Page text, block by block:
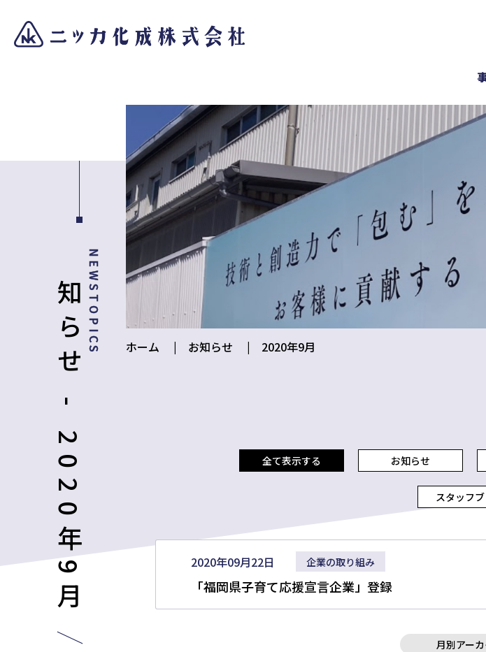
お知らせ - 2020年9月NEWSTOPICS ホーム お知らせ 2020年9月
全て表示する お知らせ
スタッフ
2020年09月22日 企業の取り組み
「福岡県子育て応援宣言企業」登録
月別アー